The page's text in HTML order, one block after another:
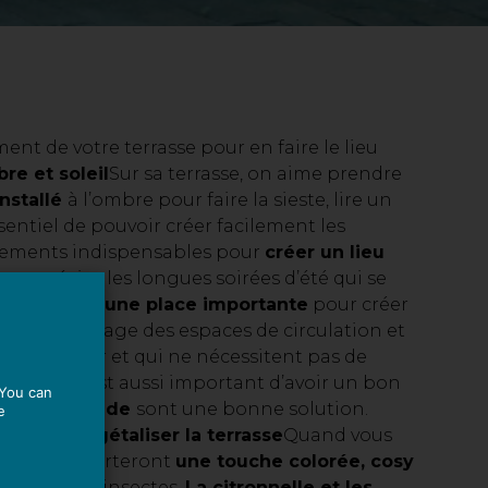
de votre terrasse pour en faire le lieu
et soleilSur sa terrasse, on aime prendre
à l’ombre pour faire la sieste, lire un
de pouvoir créer facilement les
indispensables pour créer un lieu
appréciez les longues soirées d’été qui se
tient une place importante pour créer
éclairage des espaces de circulation et
à installer et qui ne nécessitent pas de
il est aussi important d’avoir un bon
sur la façade sont une bonne solution.
Végétaliser la terrasseQuand vous
elles apporteront une touche colorée, cosy
can